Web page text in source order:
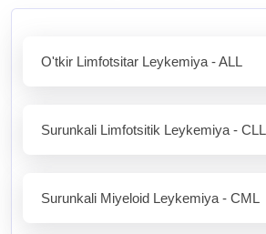
O'tkir Limfotsitar Leykemiya - ALL
Surunkali Limfotsitik Leykemiya - CLL
Surunkali Miyeloid Leykemiya - CML